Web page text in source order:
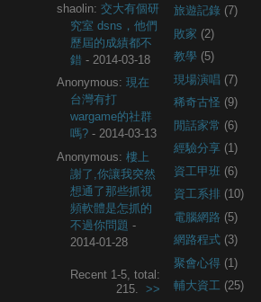
旅遊記錄 (7)
敗家 (2)
教學 (5)
現場演唱 (7)
稀奇古怪 (9)
閒話家常 (6)
經驗分享 (1)
資工甲班 (6)
資工系排 (10)
電腦網路 (5)
網路程式 (3)
聚會心得 (1)
輔大資工 (25)
shaolin: 交大有個研
究室 dsns，他們
歷屆的成績都不
錯- 2014-03-18
Anonymous: 現在
台灣有打
wargame的社群
嗎?- 2014-03-13
Anonymous: 樓上
謝了,你讓我突然
想通了那些抓視
頻軟體是怎抓的
不過你問題 -
2014-01-28
Recent 1-5, total:
215. >>